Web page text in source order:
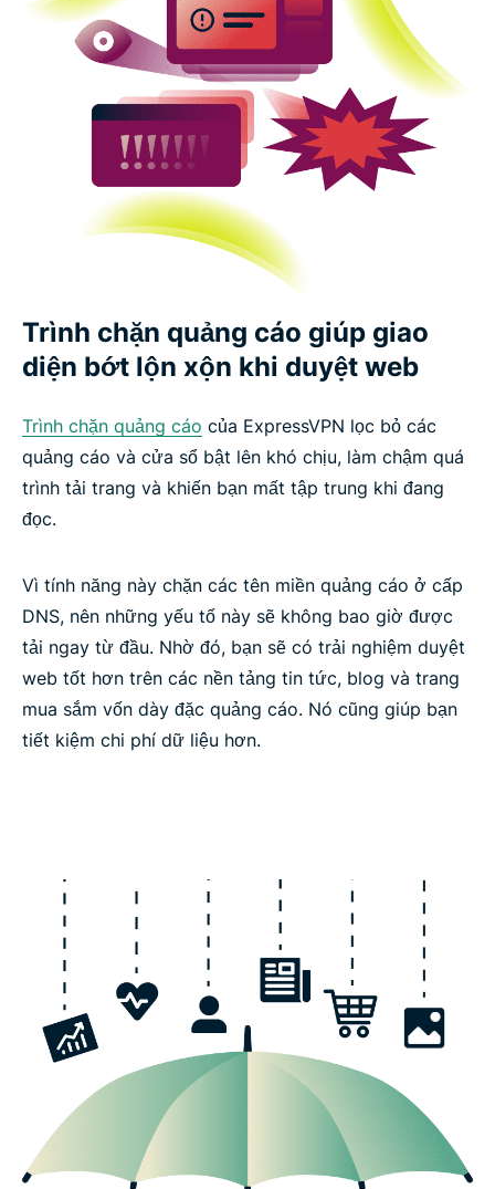
Trình chặn quảng cáo giúp giao
diện bớt lộn xộn khi duyệt web
Trình chặn quảng cáo của ExpressVPN lọc bỏ các
quảng cáo và cửa sổ bật lên khó chịu, làm chậm quá
trình tải trang và khiến bạn mất tập trung khi đang
đọc.
Vì tính năng này chặn các tên miền quảng cáo ở cấp
DNS, nên những yếu tố này sẽ không bao giờ được
tải ngay từ đầu. Nhờ đó, bạn sẽ có trải nghiệm duyệt
web tốt hơn trên các nền tảng tin tức, blog và trang
mua sắm vốn dày đặc quảng cáo. Nó cũng giúp bạn
tiết kiệm chi phí dữ liệu hơn.